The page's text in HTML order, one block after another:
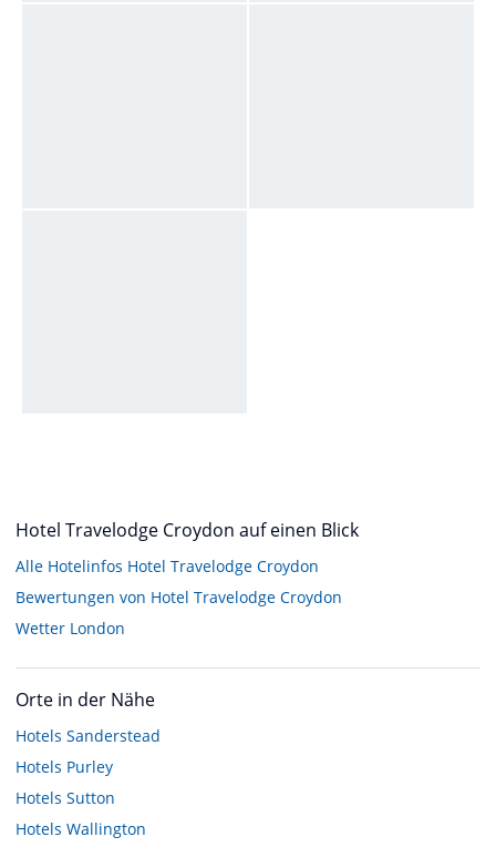
Hotel Travelodge Croydon auf einen Blick
Alle Hotelinfos Hotel Travelodge Croydon
Bewertungen von Hotel Travelodge Croydon
Wetter London
Orte in der Nähe
Hotels Sanderstead
Hotels Purley
Hotels Sutton
Hotels Wallington